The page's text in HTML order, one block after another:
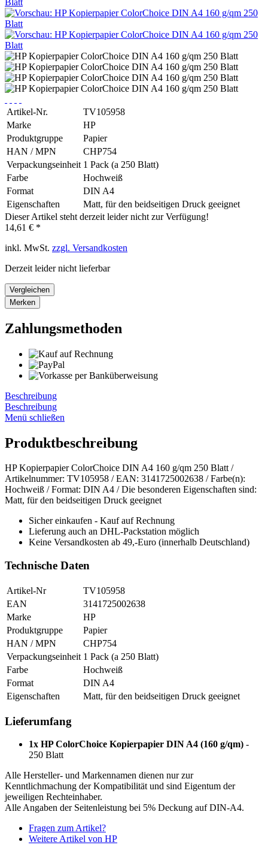
Artikel-Nr.
TV105958
Marke
HP
Produktgruppe
Papier
HAN / MPN
CHP754
Verpackungseinheit 1 Pack (a 250 Blatt)
Farbe
Hochweiß
Format
DIN A4
Eigenschaften
Matt, für den beidseitigen Druck geeignet
Dieser Artikel steht derzeit leider nicht zur Verfügung!
14,61 € *
inkl. MwSt. zzgl. Versandkosten
Derzeit leider nicht lieferbar
Vergleichen
Merken
Zahlungsmethoden
Beschreibung
Beschreibung
Menü schließen
Produktbeschreibung
HP Kopierpapier ColorChoice DIN A4 160 g/qm 250 Blatt /
Artikelnummer: TV105958 / EAN: 3141725002638 / Farbe(n):
Hochweiß / Format: DIN A4 / Die besonderen Eigenschaften sind:
Matt, für den beidseitigen Druck geeignet
Sicher einkaufen - Kauf auf Rechnung
Lieferung auch an DHL-Packstation möglich
Keine Versandkosten ab 49,-Euro (innerhalb Deutschland)
Technische Daten
Artikel-Nr
TV105958
EAN
3141725002638
Marke
HP
Produktgruppe
Papier
HAN / MPN
CHP754
Verpackungseinheit 1 Pack (a 250 Blatt)
Farbe
Hochweiß
Format
DIN A4
Eigenschaften
Matt, für den beidseitigen Druck geeignet
Lieferumfang
1x HP ColorChoice Kopierpapier DIN A4 (160 g/qm) -
250 Blatt
Alle Hersteller- und Markennamen dienen nur zur
Kenntlichmachung der Kompatibilität und sind Eigentum der
jeweiligen Rechteinhaber.
Alle Angaben der Seitenleistung bei 5% Deckung auf DIN-A4.
Fragen zum Artikel?
Weitere Artikel von HP